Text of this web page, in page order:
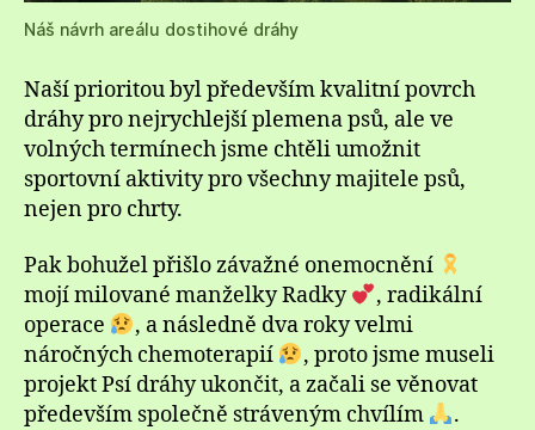
Náš návrh areálu dostihové dráhy
Naší prioritou byl především kvalitní povrch
dráhy pro nejrychlejší plemena psů, ale ve
volných termínech jsme chtěli umožnit
sportovní aktivity pro všechny majitele psů,
nejen pro chrty.
Pak bohužel přišlo závažné onemocnění
mojí milované manželky Radky
, radikální
operace
, a následně dva roky velmi
náročných chemoterapií
, proto jsme museli
projekt Psí dráhy ukončit, a začali se věnovat
především společně stráveným chvílím
.